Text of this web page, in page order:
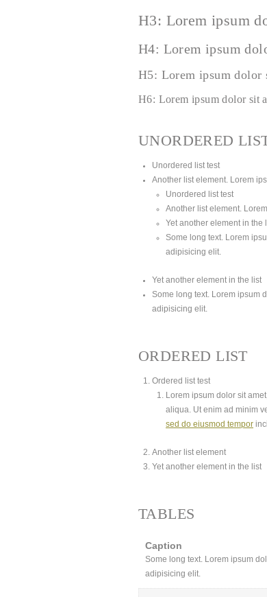
H3: Lorem ipsum
H4: Lorem ipsum
H5: Lorem ipsum dolor
H6: Lorem ipsum dolor sit
UNORDERED
Unordered list test
Another list element. Lorem
Unordered list test
Another list element.
Yet another element in the
Some long text. Lorem
adipisicing elit.
Yet another element in the list
Some long text. Lorem ipsum
adipisicing elit.
ORDERED LIST
Ordered list test
Lorem ipsum dolor sit
aliqua. Ut enim ad minim
sed do eiusmod tempor
Another list element
Yet another element in the list
TABLES
Caption
Some long text. Lorem ipsum
adipisicing elit.